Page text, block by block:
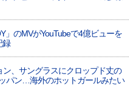
」のMVがYouTubeで4億ビューを
録
ン、サングラスにクロップド丈の
パン…海外のホットガールみたい